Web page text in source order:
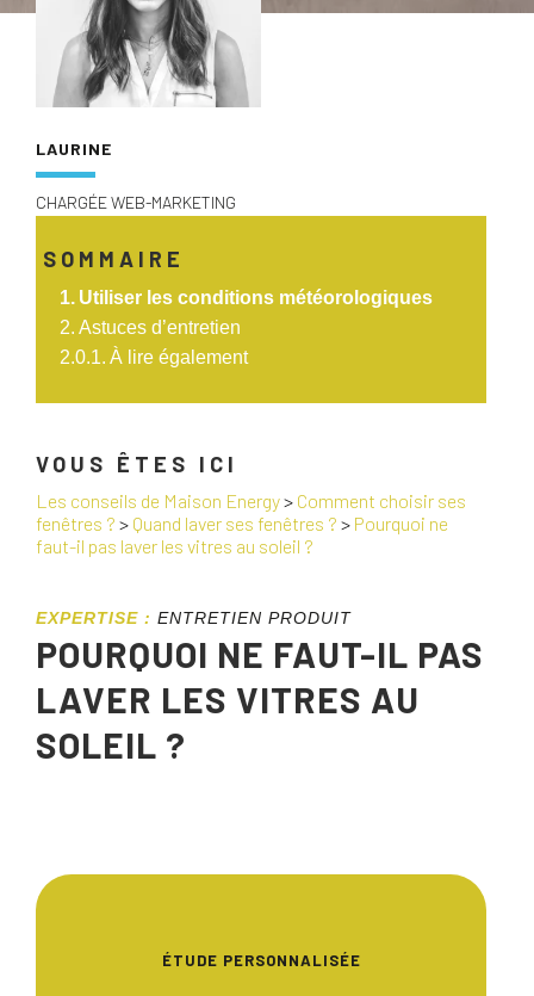
LAURINE
CHARGÉE WEB-MARKETING
SOMMAIRE
Utiliser les conditions météorologiques
Astuces d’entretien
À lire également
VOUS ÊTES ICI
Les conseils de Maison Energy> Comment choisir ses
fenêtres ? > Quand laver ses fenêtres ? > Pourquoi ne
faut-il pas laver les vitres au soleil ?
EXPERTISE : ENTRETIEN PRODUIT
POURQUOI NE FAUT-IL PAS
LAVER LES VITRES AU
SOLEIL ?
ÉTUDE PERSONNALISÉE